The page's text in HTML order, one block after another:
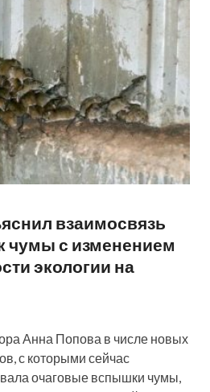
взаимосвязь
с изменением
экологии на
Анна Попова в числе новых
с которыми сейчас
очаговые вспышки чумы,